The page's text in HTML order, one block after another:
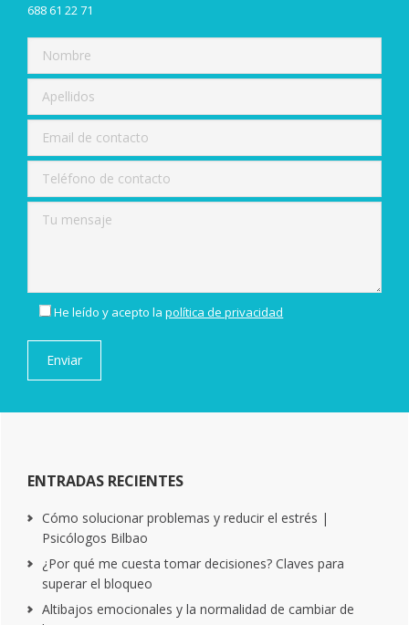
688 61 22 71
He leído y acepto lapolítica de privacidad
ENTRADAS RECIENTES
Cómo solucionar problemas y reducir el estrés |
Psicólogos Bilbao
¿Por qué me cuesta tomar decisiones? Claves para
superar el bloqueo
Altibajos emocionales y la normalidad de cambiar de